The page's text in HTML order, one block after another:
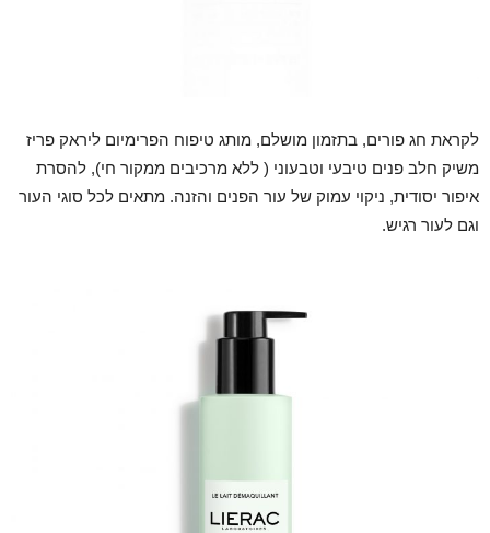
לקראת חג פורים, בתזמון מושלם, מותג טיפוח הפרימיום ליראק פריז
משיק חלב פנים טיבעי וטבעוני ( ללא מרכיבים ממקור חי), להסרת
איפור יסודית, ניקוי עמוק של עור הפנים והזנה. מתאים לכל סוגי העור
וגם לעור רגיש.